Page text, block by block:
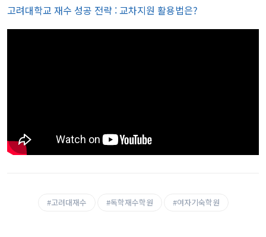
고려대학교 재수 성공 전략 : 교차지원 활용법은?
#고려대재수 #독학재수학원 #여자기숙학원